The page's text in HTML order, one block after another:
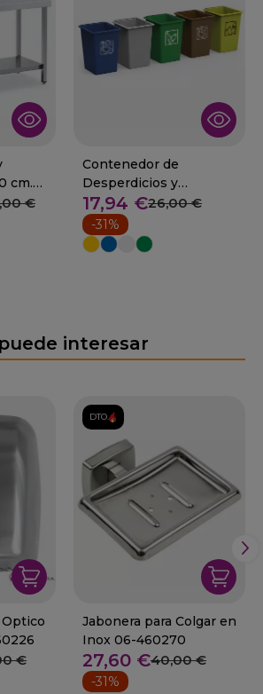
cm.
€
Contenedor de
Desperdicios y
Reciclaje 06-486024+
17,94 €26,00 €
-31%
interesar
€
DTO.
Jabonera para Colgar en
Inox 06-460270
27,60 €40,00 €
-31%